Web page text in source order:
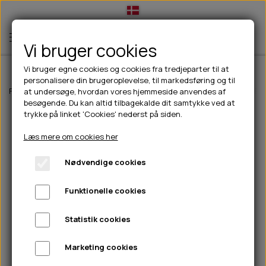
TIL HUND
💧FODER- VANDSKÅLE
CHICOPEE
GODBIDSTASKE
HALSBÅND
🦴 GODBIDDER & SNACKS
🍖 SMAGSVARIANTER
🎾 LEGETØJ
TÆNDER, ØRE, ØJE, POTER & NÆSE
🐾 UDSTYR & KOMFORT
TIL HUNDEEJER
DRIKKEFLASKER/TERMOFLASKER
HUER OG VANTER
PINEWOOD SALES
TIL KAT
TILBUD
NYHEDER
ABONNEMENT
Forside Outdoor Drikkeflasker/termoflasker Contigo Thermal
Vi bruger cookies
Vi bruger egne cookies og cookies fra tredjeparter til at
personalisere din brugeroplevelse, til markedsføring og til
at undersøge, hvordan vores hjemmeside anvendes af
besøgende. Du kan altid tilbagekalde dit samtykke ved at
trykke på linket 'Cookies' nederst på siden.
Læs mere om cookies her
Nødvendige cookies
Funktionelle cookies
Statistik cookies
Marketing cookies